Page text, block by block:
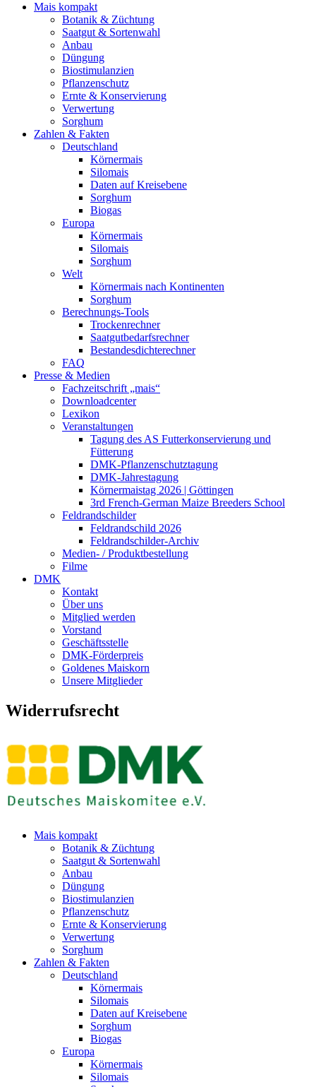
Mais kompakt
Botanik & Züchtung
Saatgut & Sortenwahl
Anbau
Düngung
Biostimulanzien
Pflanzenschutz
Ernte & Konservierung
Verwertung
Sorghum
Zahlen & Fakten
Deutschland
Körnermais
Silomais
Daten auf Kreisebene
Sorghum
Biogas
Europa
Körnermais
Silomais
Sorghum
Welt
Körnermais nach Kontinenten
Sorghum
Berechnungs-Tools
Trockenrechner
Saatgutbedarfsrechner
Bestandesdichterechner
FAQ
Presse & Medien
Fachzeitschrift „mais“
Downloadcenter
Lexikon
Veranstaltungen
Tagung des AS Futterkonservierung und
Fütterung
DMK-Pflanzenschutztagung
DMK-Jahrestagung
Körnermaistag 2026 | Göttingen
3rd French-German Maize Breeders School
Feldrandschilder
Feldrandschild 2026
Feldrandschilder-Archiv
Medien- / Produktbestellung
Filme
DMK
Kontakt
Über uns
Mitglied werden
Vorstand
Geschäftsstelle
DMK-Förderpreis
Goldenes Maiskorn
Unsere Mitglieder
Widerrufsrecht
Mais kompakt
Botanik & Züchtung
Saatgut & Sortenwahl
Anbau
Düngung
Biostimulanzien
Pflanzenschutz
Ernte & Konservierung
Verwertung
Sorghum
Zahlen & Fakten
Deutschland
Körnermais
Silomais
Daten auf Kreisebene
Sorghum
Biogas
Europa
Körnermais
Silomais